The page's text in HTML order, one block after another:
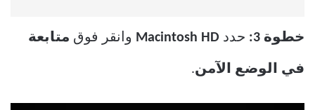
خطوة 3: حدد Macintosh HD وانقر فوق متابعة
في الوضع الآمن.